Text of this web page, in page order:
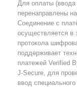
Для оплаты
перенаправлены
Соединение с
осуществляется
протокола
поддерживает
платежей Verified
J-Secure, для
ввод специального